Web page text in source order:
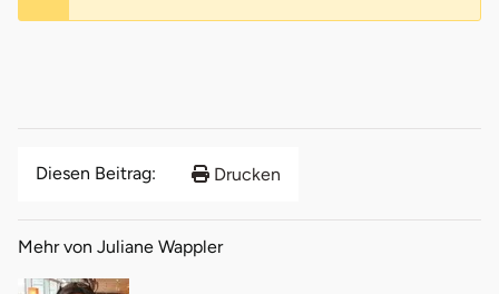
Diesen Beitrag: Drucken
Mehr von Juliane Wappler